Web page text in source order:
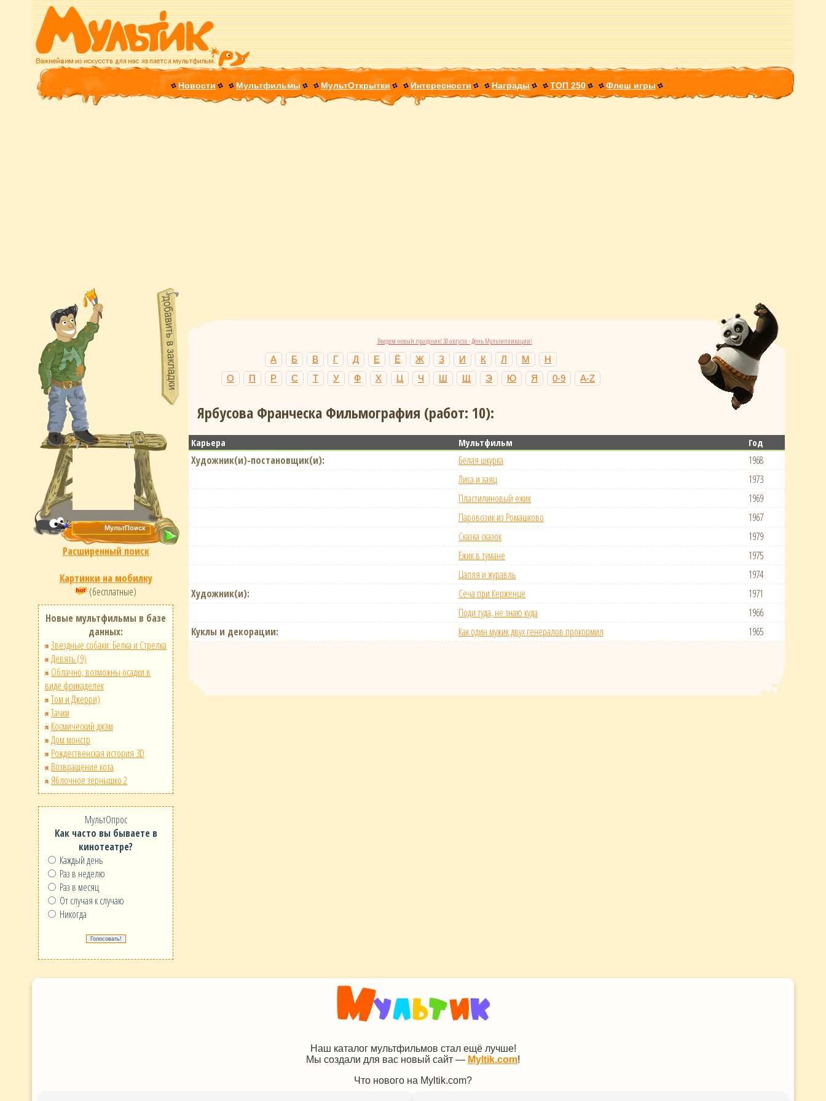
Новости Мультфильмы МультОткрытки Интересности Награды ТОП 250 Флеш игры
Расширенный поиск
Картинки на мобилку
(бесплатные)
Новые мультфильмы в базе
данных:
Звёздные собаки: Белка и Стрелка
Девять (9)
Облачно, возможны осадки в
виде фрикаделек
Том и Джерри)
Тачки
Космический джэм
Дом монстр
Рождественская история 3D
Возвращение кота
Яблочное зернышко 2
МультОпрос
Как часто вы бываете в
кинотеатре?
Каждый день
Раз в неделю
Раз в месяц
От случая к случаю
Никогда
Введем новый праздник! 30 августа - День Мультипликации!
А Б В Г Д Е Ё Ж З И К Л М
Н
О
П Р С Т У Ф Х Ц Ч Ш Щ Э Ю Я 0-9 A-Z
Ярбусова Франческа Фильмография (работ: 10):
Карьера Мультфильм Год
Художник(и)-постановщик(и): Белая шкурка
1968
Лиса и заяц
1973
Пластилиновый ежик
1969
Паровозик из Ромашково
1967
Сказка сказок
1979
Ёжик в тумане
1975
Цапля и журавль
1974
Художник(и):
Сеча при Керженце
1971
Поди туда, не знаю куда
1966
Куклы и декорации:
Как один мужик двух генералов прокормил 1965
Наш каталог мультфильмов стал ещё лучше!
Мы создали для вас новый сайт — Myltik.com!
Что нового на Myltik.com?